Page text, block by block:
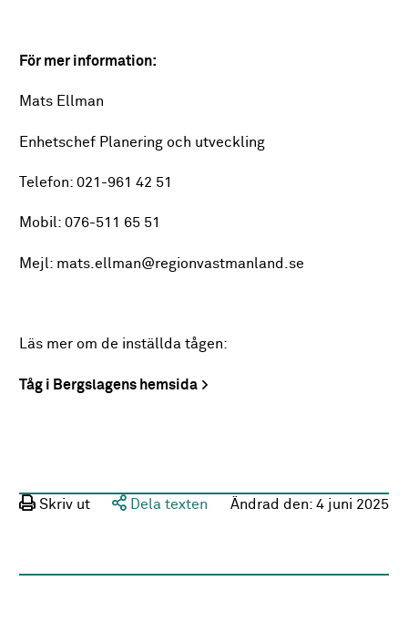
För mer information:
Mats Ellman
Enhetschef Planering och utveckling
Telefon: 021-961 42 51
Mobil: 076-511 65 51
Mejl: mats.ellman@regionvastmanland.se
Läs mer om de inställda tågen:
Tåg i Bergslagens hemsida
Skriv ut Dela texten Ändrad den: 4 juni 2025